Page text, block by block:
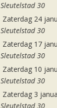
Sleutelstad 30
Zaterdag 24
Sleutelstad 30
Zaterdag 17
Sleutelstad 30
Zaterdag 10
Sleutelstad 30
Zaterdag 3
Sleutelstad 30